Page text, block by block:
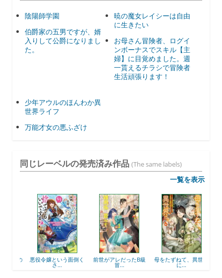
陰陽師学園
伯爵家の五男ですが、婿
入りして公爵になりまし
た。
暁の魔女レイシーは自由
に生きたい
お母さん冒険者、ログイ
ンボーナスでスキル【主
婦】に目覚めました。週
一貰えるチラシで冒険者
生活頑張ります！
少年アウルのほんわか異
世界ライフ
万能才女の悪ふざけ
同じレーベルの発売済み作品 (The same labels)
一覧を表示
悪役令嬢という面倒く
さ...
前世がアレだったB級
冒...
母をたずねて、異世界
に...